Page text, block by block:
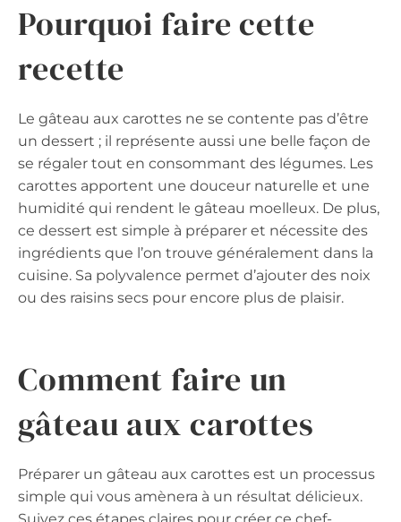
Pourquoi faire cette
recette
Le gâteau aux carottes ne se contente pas d’être
un dessert ; il représente aussi une belle façon de
se régaler tout en consommant des légumes. Les
carottes apportent une douceur naturelle et une
humidité qui rendent le gâteau moelleux. De plus,
ce dessert est simple à préparer et nécessite des
ingrédients que l’on trouve généralement dans la
cuisine. Sa polyvalence permet d’ajouter des noix
ou des raisins secs pour encore plus de plaisir.
Comment faire un
gâteau aux carottes
Préparer un gâteau aux carottes est un processus
simple qui vous amènera à un résultat délicieux.
Suivez ces étapes claires pour créer ce chef-